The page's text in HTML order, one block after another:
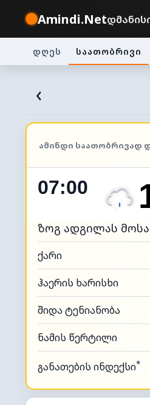
Amindi.Net
დღეს საათობრივი
‹
ᲐᲛᲘᲜᲓᲘ ᲡᲐᲐᲗᲝᲑᲠᲘᲕᲐᲓ
07:00
ზოგ ადგილას
ქარი
ჰაერის ხარისხი
შიდა ტენიანობა
ნამის წერტილი
განათების ინდექსი*